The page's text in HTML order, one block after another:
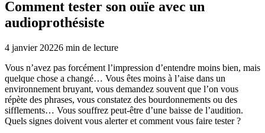
Comment tester son ouïe avec un
audioprothésiste
4 janvier 20226 min de lecture
Vous n’avez pas forcément l’impression d’entendre moins bien, mais
quelque chose a changé… Vous êtes moins à l’aise dans un
environnement bruyant, vous demandez souvent que l’on vous
répète des phrases, vous constatez des bourdonnements ou des
sifflements… Vous souffrez peut-être d’une baisse de l’audition.
Quels signes doivent vous alerter et comment vous faire tester ?